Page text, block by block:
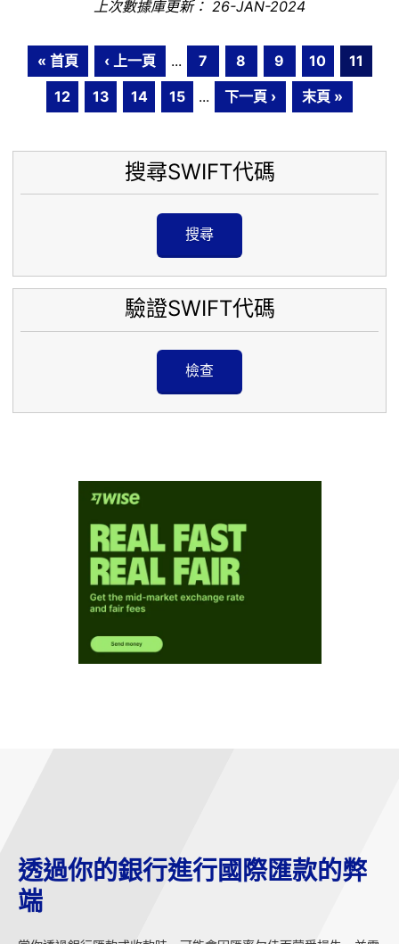
上次數據庫更新： 26-JAN-2024
« 首頁 ‹ 上一頁 ... 7 8 9 10
11
12
13 14 15 ... 下一頁 › 末頁 »
搜尋SWIFT代碼
搜尋
驗證SWIFT代碼
檢查
透過你的銀行進行國際匯款的弊
端